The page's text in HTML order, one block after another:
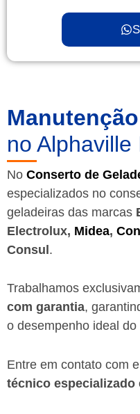
Manutenção
no Alphaville
No Conserto de
especializados no
geladeiras das marcas
Electrolux, Midea,
Consul.
Trabalhamos
com garantia,
o desempenho ideal
Entre em contato com
técnico especializado